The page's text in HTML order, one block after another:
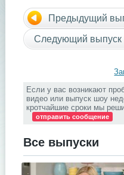
Предыдущий
Следующий выпуск
Если у вас возникают
видео или выпуск шоу
кротчайшие сроки мы
отправить сообщение
Все выпуски